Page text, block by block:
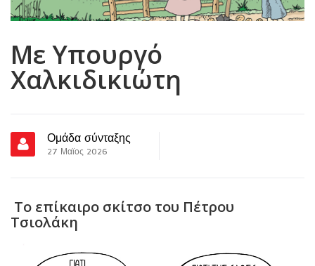
Με Υπουργό
Χαλκιδικιώτη
Ομάδα σύνταξης
27 Μαϊος 2026
Το επίκαιρο σκίτσο του Πέτρου
Τσιολάκη